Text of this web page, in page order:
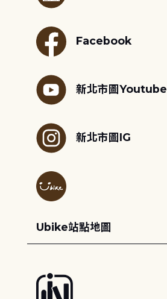
Facebook
新北市圖Youtube
新北市圖IG
Ubike站點地圖